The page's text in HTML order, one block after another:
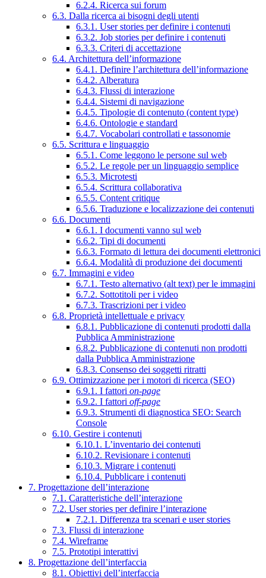
6.2.4. Ricerca sui forum
6.3. Dalla ricerca ai bisogni degli utenti
6.3.1. User stories per definire i contenuti
6.3.2. Job stories per definire i contenuti
6.3.3. Criteri di accettazione
6.4. Architettura dell’informazione
6.4.1. Definire l’architettura dell’informazione
6.4.2. Alberatura
6.4.3. Flussi di interazione
6.4.4. Sistemi di navigazione
6.4.5. Tipologie di contenuto (content type)
6.4.6. Ontologie e standard
6.4.7. Vocabolari controllati e tassonomie
6.5. Scrittura e linguaggio
6.5.1. Come leggono le persone sul web
6.5.2. Le regole per un linguaggio semplice
6.5.3. Microtesti
6.5.4. Scrittura collaborativa
6.5.5. Content critique
6.5.6. Traduzione e localizzazione dei contenuti
6.6. Documenti
6.6.1. I documenti vanno sul web
6.6.2. Tipi di documenti
6.6.3. Formato di lettura dei documenti elettronici
6.6.4. Modalità di produzione dei documenti
6.7. Immagini e video
6.7.1. Testo alternativo (alt text) per le immagini
6.7.2. Sottotitoli per i video
6.7.3. Trascrizioni per i video
6.8. Proprietà intellettuale e privacy
6.8.1. Pubblicazione di contenuti prodotti dalla
Pubblica Amministrazione
6.8.2. Pubblicazione di contenuti non prodotti
dalla Pubblica Amministrazione
6.8.3. Consenso dei soggetti ritratti
6.9. Ottimizzazione per i motori di ricerca (SEO)
6.9.1. I fattori on-page
6.9.2. I fattori off-page
6.9.3. Strumenti di diagnostica SEO: Search
Console
6.10. Gestire i contenuti
6.10.1. L’inventario dei contenuti
6.10.2. Revisionare i contenuti
6.10.3. Migrare i contenuti
6.10.4. Pubblicare i contenuti
7. Progettazione dell’interazione
7.1. Caratteristiche dell’interazione
7.2. User stories per definire l’interazione
7.2.1. Differenza tra scenari e user stories
7.3. Flussi di interazione
7.4. Wireframe
7.5. Prototipi interattivi
8. Progettazione dell’interfaccia
8.1. Obiettivi dell’interfaccia